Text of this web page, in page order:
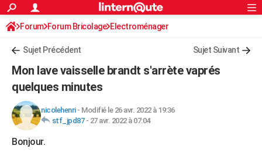
ACTUALITÉS
Politique
Société
Faits Divers
Education
Monde
Villes
+
Programme TV
Streaming
Sorties cinéma
Musique
FINANCE
Retraite
Impôts
Epargne
Immobilier
Risques naturels par ville
Banque
Assurance
Crédit
AUTO
Essais
Réserver un essai
Citadines
Berlines
SUV
Forum auto
HIGH-TECH
S'inscrire
Connexion
Forum Forum Bricolage Electroménager
Sujet Précédent Sujet Suivant
Mon lave vaisselle brandt s'arrète vaprés
quelques minutes
nicolehenri- Modifié le 26 avr. 2022 à 19:36
stf_jpd87- 27 avr. 2022 à 07:04
Bonjour.